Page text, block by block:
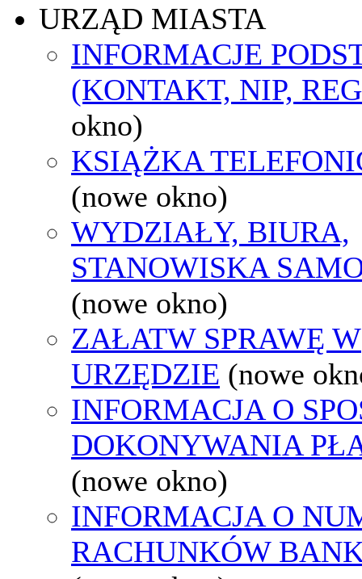
URZĄD MIASTA
INFORMACJE
(KONTAKT, NIP,
okno)
KSIĄŻKA
(nowe okno)
WYDZIAŁY, BIURA,
STANOWISKA
(nowe okno)
ZAŁATW SPRAWĘ W
URZĘDZIE (nowe
INFORMACJA O
DOKONYWANIA
(nowe okno)
INFORMACJA O
RACHUNKÓW